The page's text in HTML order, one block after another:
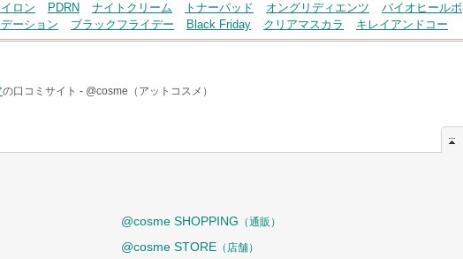
ロン PDRN ナイトクリーム トナーパッド オングリディエンツ
バイオヒールボ
ーション ブラックフライデー Black Friday クリアマスカラ キレイアンドコー
の口コミサイト - @cosme（アットコスメ）
@cosme SHOPPING （通販）
@cosme STORE （店舗）